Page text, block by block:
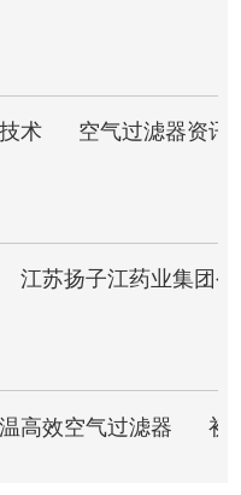
术 空气过滤器资讯
江苏扬子江药业集团
高效空气过滤器 初